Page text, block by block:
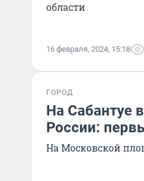
области
16 февраля, 2024, 15:18
ГОРОД
На Сабантуе
России:
На Московской